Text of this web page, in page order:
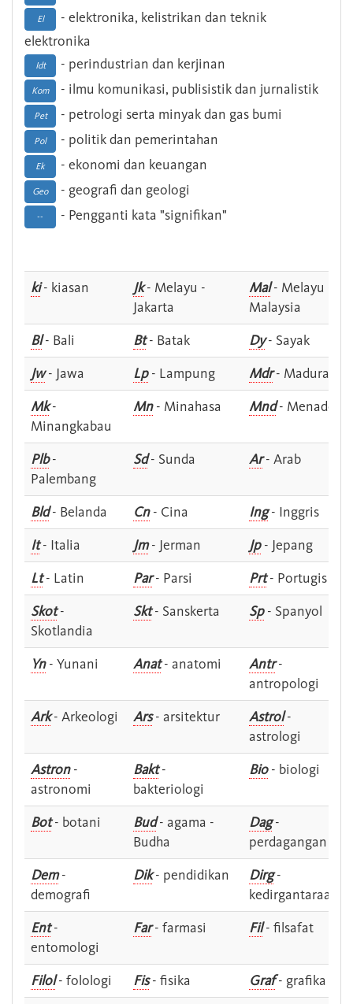
El
- elektronika, kelistrikan dan teknik
elektronika
Idt - perindustrian dan kerjinan
Kom - ilmu komunikasi, publisistik dan jurnalistik
Pet - petrologi serta minyak dan gas bumi
Pol - politik dan pemerintahan
Ek - ekonomi dan keuangan
Geo - geografi dan geologi
-- - Pengganti kata "signifikan"
ki- kiasan Jk- Melayu -
Jakarta
Mal- Melayu -
Malaysia
Bl- Bali Bt- Batak Dy- Sayak
Jw- Jawa Lp- Lampung Mdr- Madura
Mk-
Minangkabau
Mn- Minahasa Mnd- Menado
Plb-
Palembang
Sd- Sunda Ar- Arab
Bld- Belanda Cn- Cina Ing- Inggris
It- Italia Jm- Jerman Jp- Jepang
Lt- Latin Par- Parsi Prt- Portugis
Skot-
Skotlandia
Skt- Sanskerta Sp- Spanyol
Yn- Yunani Anat- anatomi Antr-
antropologi
Ark- Arkeologi Ars- arsitektur Astrol-
astrologi
Astron-
astronomi
Bakt-
bakteriologi
Bio- biologi
Bot- botani Bud- agama -
Budha
Dag-
perdagangan
Dem-
demografi
Dik- pendidikan Dirg-
kedirgantaraan
Ent-
entomologi
Far- farmasi Fil- filsafat
Filol- folologi Fis- fisika Graf- grafika